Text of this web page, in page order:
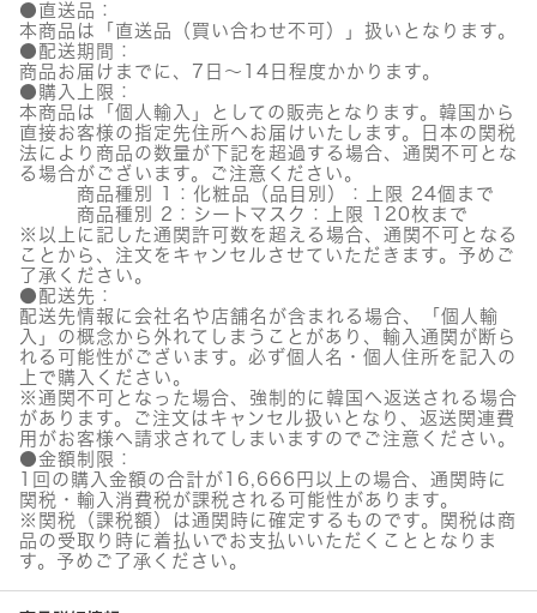
●直送品：
本商品は「直送品（買い合わせ不可）」扱いとなります。
●配送期間：
商品お届けまでに、7日～14日程度かかります。
●購入上限：
本商品は「個人輸入」としての販売となります。韓国から
直接お客様の指定先住所へお届けいたします。日本の関税
法により商品の数量が下記を超過する場合、通関不可とな
る場合がございます。ご注意ください。
商品種別 1：化粧品（品目別）：上限 24個まで
商品種別 2：シートマスク：上限 120枚まで
※以上に記した通関許可数を超える場合、通関不可となる
ことから、注文をキャンセルさせていただきます。予めご
了承ください。
●配送先：
配送先情報に会社名や店舗名が含まれる場合、「個人輸
入」の概念から外れてしまうことがあり、輸入通関が断ら
れる可能性がございます。必ず個人名・個人住所を記入の
上で購入ください。
※通関不可となった場合、強制的に韓国へ返送される場合
があります。ご注文はキャンセル扱いとなり、返送関連費
用がお客様へ請求されてしまいますのでご注意ください。
●金額制限：
1回の購入金額の合計が16,666円以上の場合、通関時に
関税・輸入消費税が課税される可能性があります。
※関税（課税額）は通関時に確定するものです。関税は商
品の受取り時に着払いでお支払いいただくこととなりま
す。予めご了承ください。